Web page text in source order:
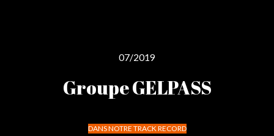
07/2019
Groupe GELPASS
DANS NOTRE TRACK RECORD